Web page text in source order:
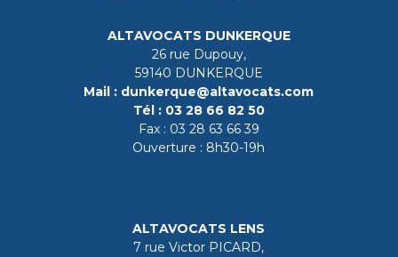
ALTAVOCATS DUNKERQUE
26 rue Dupouy,
59140 DUNKERQUE
Mail : dunkerque@altavocats.com
Tél : 03 28 66 82 50
Fax : 03 28 63 66 39
Ouverture : 8h30-19h
ALTAVOCATS LENS
7 rue Victor PICARD,